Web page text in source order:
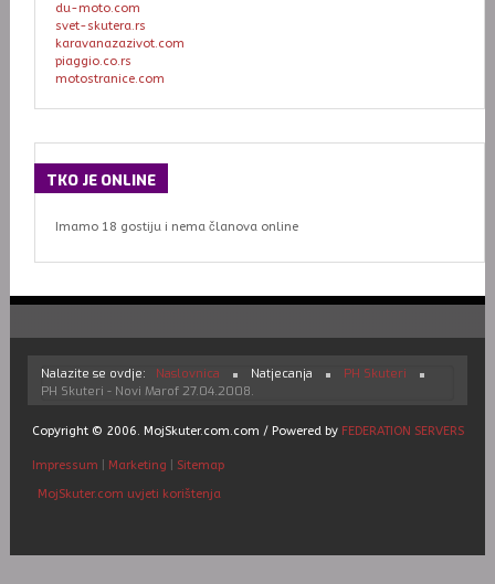
du-moto.com
svet-skutera.rs
karavanazazivot.com
piaggio.co.rs
motostranice.com
TKO JE ONLINE
Imamo 18 gostiju i nema članova online
Nalazite se ovdje: Naslovnica Natjecanja
PH Skuteri
PH Skuteri - Novi Marof 27.04.2008.
Copyright © 2006. MojSkuter.com.com / Powered by FEDERATION SERVERS
Impressum Marketing
Sitemap
MojSkuter.com uvjeti korištenja